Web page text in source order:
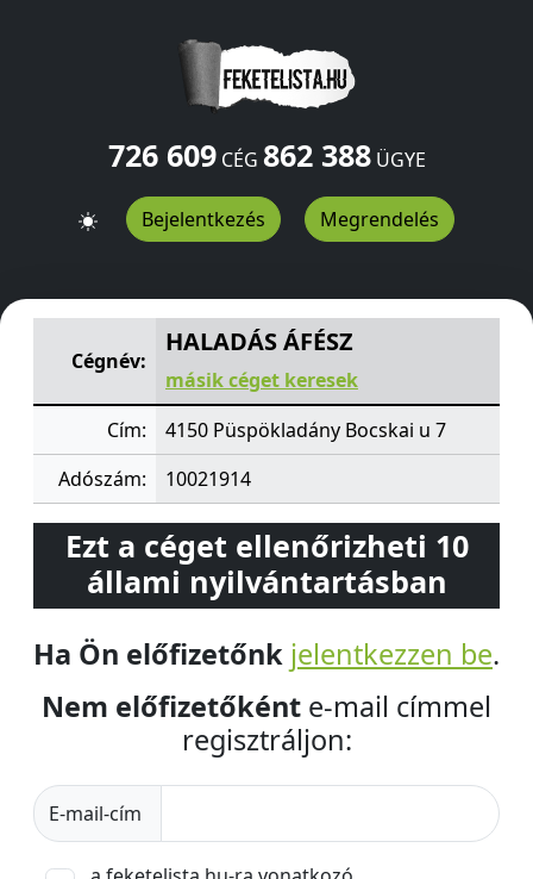
726 609CÉG 862 388ÜGYE
Bejelentkezés Megrendelés
HALADÁS ÁFÉSZ Bocskai u 7 Püspökladány
Cégnév:
HALADÁS ÁFÉSZ
másik céget keresek
Cím:
4150 Püspökladány Bocskai u 7
Adószám:
10021914
Ezt a céget ellenőrizheti 10
állami nyilvántartásban
Ha Ön előfizetőnk jelentkezzen be.
Nem előfizetőként e-mail címmel
regisztráljon:
E-mail-cím